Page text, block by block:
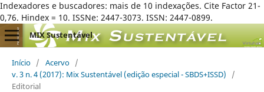
Indexadores e buscadores: mais de 10 indexações. Cite Factor 21-
0,76. Hindex = 10. ISSNe: 2447-3073. ISSN: 2447-0899.
MIX Sustentável
Início / Acervo /
v. 3 n. 4 (2017): Mix Sustentável (edição especial - SBDS+ISSD)
/
Editorial